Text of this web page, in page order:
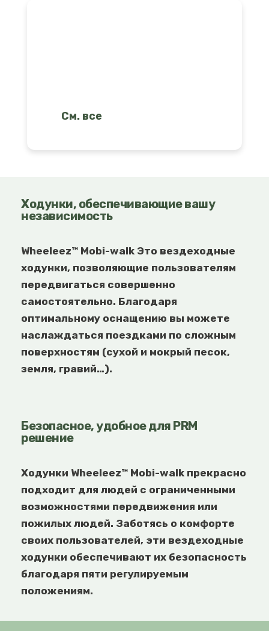
См. все
Ходунки, обеспечивающие вашу
независимость
Wheeleez™ Mobi-walk Это вездеходные
ходунки, позволяющие пользователям
передвигаться совершенно
самостоятельно. Благодаря
оптимальному оснащению вы можете
наслаждаться поездками по сложным
поверхностям (сухой и мокрый песок,
земля, гравий…).
Безопасное, удобное для PRM
решение
Ходунки Wheeleez™ Mobi-walk прекрасно
подходит для людей с ограниченными
возможностями передвижения или
пожилых людей. Заботясь о комфорте
своих пользователей, эти вездеходные
ходунки обеспечивают их безопасность
благодаря пяти регулируемым
положениям.